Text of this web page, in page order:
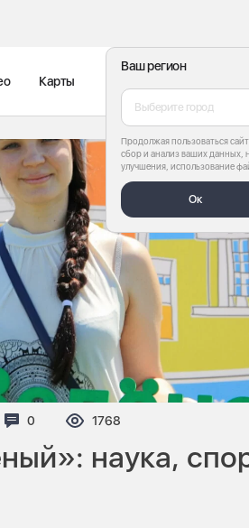
Ваш регион
Выберите город
Продолжая пользоваться
сбор и анализ ваших данных,
улучшения, использование
Ок
Карты
Комментариев:
0 Просмотров:
1768
наука,